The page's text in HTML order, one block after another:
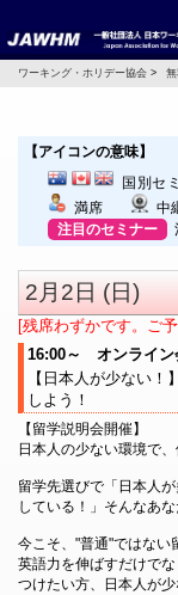
ワーキング・ホリデー協会 >
【アイコンの意味】
国別セ
満席
中
注目のセミナー
2月2日 (日)
[残席わずかです。ご
16:00～ オンライン
【日本人が少ない
しよう！
【留学説明会開催】
日本人の少ない環境で
留学先選びで「日本人
している！」そんなあ
今こそ、"普通"ではない
英語力を伸ばすだけで
つけたい方、日本人が